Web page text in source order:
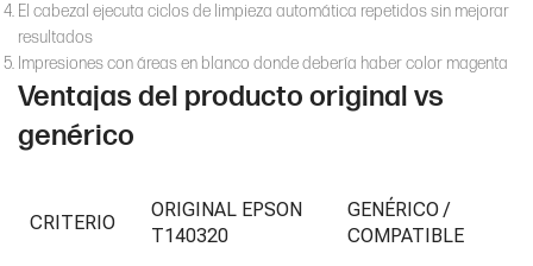
El cabezal ejecuta ciclos de limpieza automática repetidos sin mejorar
resultados
Impresiones con áreas en blanco donde debería haber color magenta
Ventajas del producto original vs
genérico
CRITERIO
ORIGINAL EPSON
T140320
GENÉRICO /
COMPATIBLE